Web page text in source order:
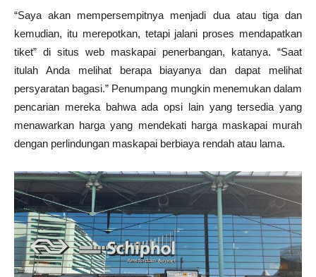
“Saya akan mempersempitnya menjadi dua atau tiga dan
kemudian, itu merepotkan, tetapi jalani proses mendapatkan
tiket” di situs web maskapai penerbangan, katanya. “Saat
itulah Anda melihat berapa biayanya dan dapat melihat
persyaratan bagasi.” Penumpang mungkin menemukan dalam
pencarian mereka bahwa ada opsi lain yang tersedia yang
menawarkan harga yang mendekati harga maskapai murah
dengan perlindungan maskapai berbiaya rendah atau lama.